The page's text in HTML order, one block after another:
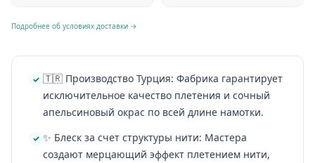
Подробнее об условиях доставки →
🇹🇷 Производство Турция: Фабрика гарантирует
исключительное качество плетения и сочный
апельсиновый окрас по всей длине намотки.
✨ Блеск за счет структуры нити: Мастера
создают мерцающий эффект плетением нити,